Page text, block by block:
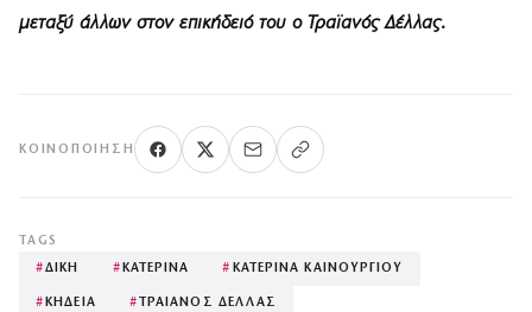
μεταξύ άλλων στον επικήδειό του ο Τραϊανός Δέλλας.
ΚΟΙΝΟΠΟΊΗΣΗ
TAGS
#ΔΙΚΗ #ΚΑΤΕΡΙΝΑ # ΚΑΤΕΡΙΝΑ ΚΑΙΝΟΥΡΓΙΟΥ
#ΚΗΔΕΙΑ # ΤΡΑΙΑΝΟΣ ΔΕΛΛΑΣ